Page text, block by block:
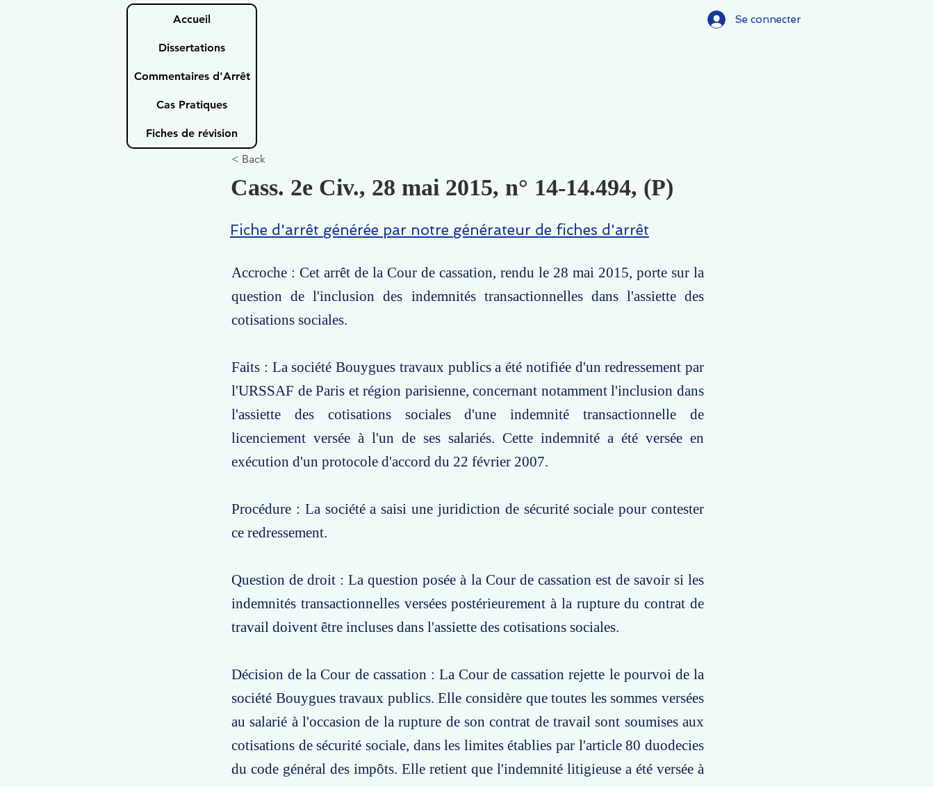
Accueil
Dissertations
Commentaires d'Arrêt
Cas Pratiques
Fiches de révision
Se connecter
< Back
Cass. 2e Civ., 28 mai 2015, n° 14-14.494, (P)
Fiche d'arrêt générée par notre générateur de fiches d'arrêt
Accroche : Cet arrêt de la Cour de cassation, rendu le 28 mai 2015, porte sur la
question de l'inclusion des indemnités transactionnelles dans l'assiette des
cotisations sociales.
Faits : La société Bouygues travaux publics a été notifiée d'un redressement par
l'URSSAF de Paris et région parisienne, concernant notamment l'inclusion dans
l'assiette des cotisations sociales d'une indemnité transactionnelle de
licenciement versée à l'un de ses salariés. Cette indemnité a été versée en
exécution d'un protocole d'accord du 22 février 2007.
Procédure : La société a saisi une juridiction de sécurité sociale pour contester
ce redressement.
Question de droit : La question posée à la Cour de cassation est de savoir si les
indemnités transactionnelles versées postérieurement à la rupture du contrat de
travail doivent être incluses dans l'assiette des cotisations sociales.
Décision de la Cour de cassation : La Cour de cassation rejette le pourvoi de la
société Bouygues travaux publics. Elle considère que toutes les sommes versées
au salarié à l'occasion de la rupture de son contrat de travail sont soumises aux
cotisations de sécurité sociale, dans les limites établies par l'article 80 duodecies
du code général des impôts. Elle retient que l'indemnité litigieuse a été versée à